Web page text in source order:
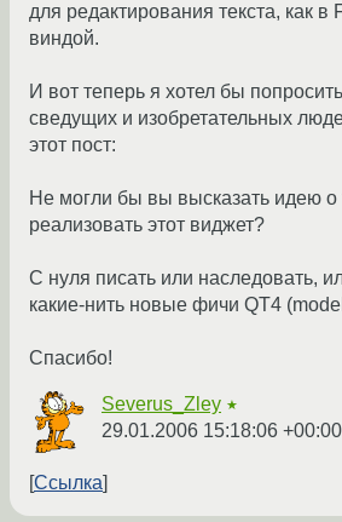
для редактирования текста, как в
виндой.
И вот теперь я хотел бы
сведущих и изобретательных
этот пост:
Не могли бы вы высказать идею о
реализовать этот виджет?
С нуля писать или наследовать,
какие-нить новые фичи QT4
Спасибо!
Severus_Zley ★
29.01.2006 15:18:06 +00:00
Ссылка